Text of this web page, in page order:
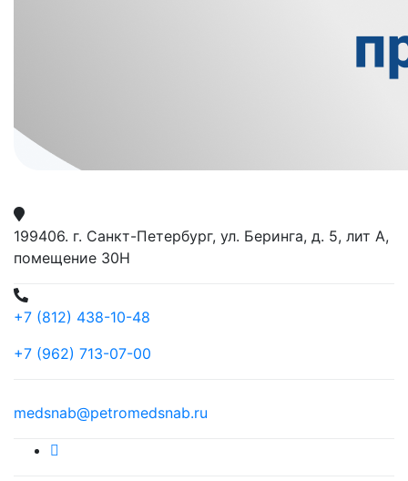
199406. г. Санкт-Петербург, ул. Беринга, д. 5, лит А,
помещение 30Н
+7 (812) 438-10-48
+7 (962) 713-07-00
medsnab@petromedsnab.ru